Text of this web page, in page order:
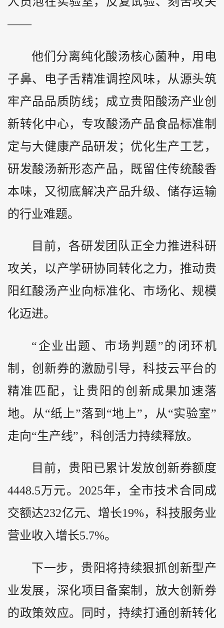
——
他们分离纯化酸汤核心菌种，用电
子鼻、电子舌精准调控风味，从源头筑
牢产品品质防线；成立贵阳酸汤产业创
新转化中心，专攻酸汤产品食品标准制
定与大健康产品研发；优化生产工艺，
研发酸汤新形态产品，既留住传统酸香
本味，又彻底解决产品升级、储存运输
的行业难题。
目前，各研发团队正全力推进科研
攻关，以产学研协同转化之力，推动贵
阳红酸汤产业向标准化、市场化、规模
化迈进。
“企业出题、市场判题”的闭环机
制，创新券的激励引导，科技云平台的
精准匹配，让贵阳的创新成果加速落
地。从“纸上”落到“地上”，从“实验室”
走向“生产线”，科创活力持续释放。
目前，贵阳已累计发放创新券额度
4448.5万元。2025年，全市技术合同成
交额达232亿元、增长19%，科技服务业
营业收入增长5.7%。
下一步，贵阳将持续狠抓创新型产
业发展，深化项目备案制，放大创新券
的政策效应。同时，持续打通创新转化